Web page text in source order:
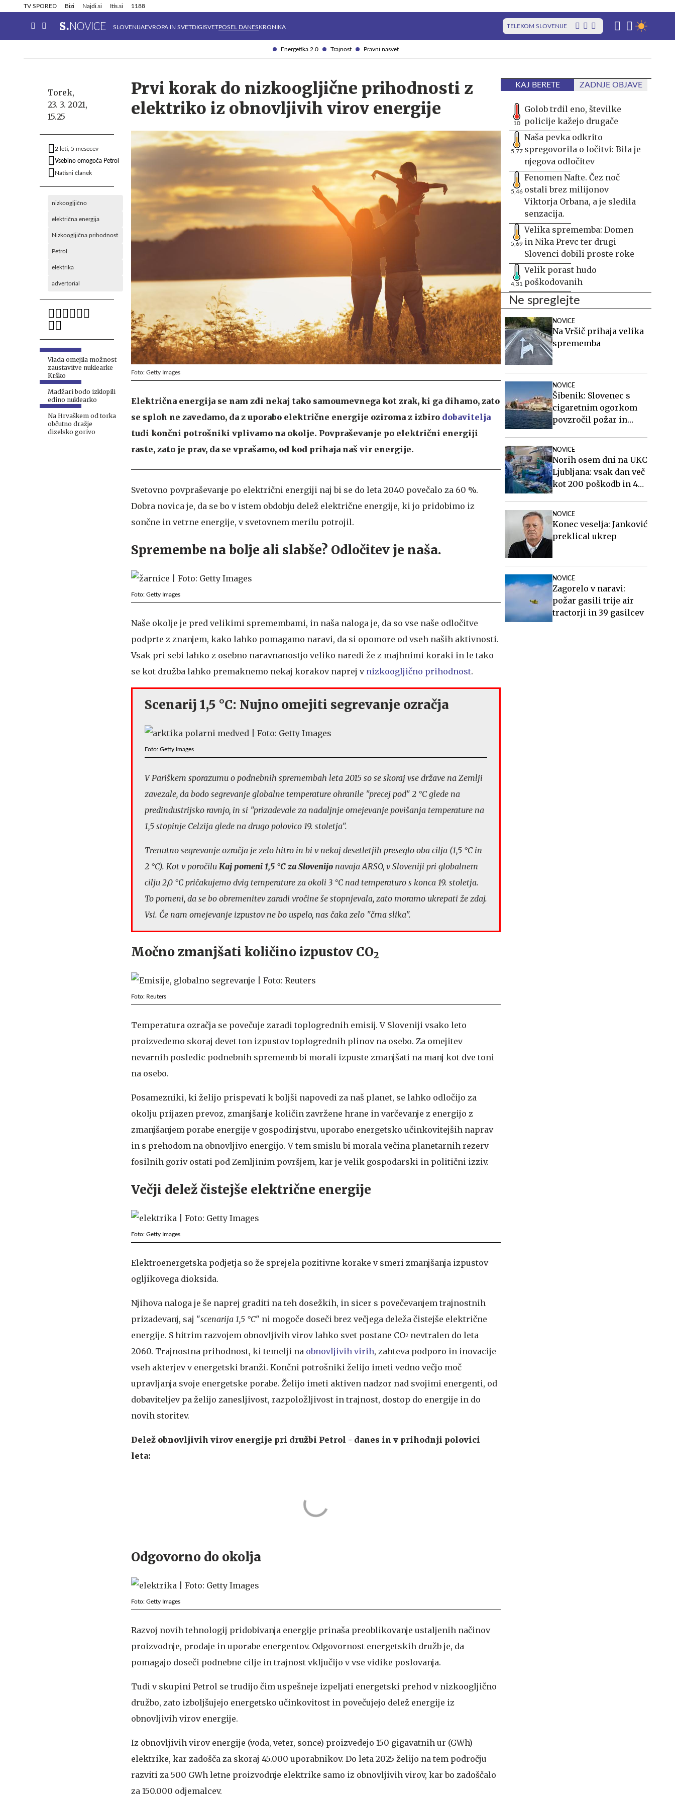
Energetika 2.0 Trajnost Pravni nasvet
TV SPORED Bizi Najdi.si Itis.si 1188
SLOVENIJAEVROPA IN SVETDIGISVETPOSEL DANESKRONIKA TELEKOM SLOVENIJE
Info in obvestila Tehnik
Torek,
23. 3. 2021,
15.25
2 leti, 5 mesecev
Vsebino omogoča Petrol
Natisni članek
nizkoogljično
električna energija
Nizkoogljična prihodnost
Petrol
elektrika
advertorial
Vlada omejila možnost
zaustavitve nuklearke
Krško
Madžari bodo izklopili
edino nuklearko
Na Hrvaškem od torka
občutno dražje
dizelsko gorivo
Prvi korak do nizkoogljične prihodnosti z
elektriko iz obnovljivih virov energije
Foto: Getty Images
Električna energija se nam zdi nekaj tako samoumevnega kot zrak, ki ga dihamo, zato
se sploh ne zavedamo, da z uporabo električne energije oziroma z izbiro dobavitelja
tudi končni potrošniki vplivamo na okolje. Povpraševanje po električni energiji
raste, zato je prav, da se vprašamo, od kod prihaja naš vir energije.
Svetovno povpraševanje po električni energiji naj bi se do leta 2040 povečalo za 60 %.
Dobra novica je, da se bo v istem obdobju delež električne energije, ki jo pridobimo iz
sončne in vetrne energije, v svetovnem merilu potrojil.
Spremembe na bolje ali slabše? Odločitev je naša.
Foto: Getty Images
Naše okolje je pred velikimi spremembami, in naša naloga je, da so vse naše odločitve
podprte z znanjem, kako lahko pomagamo naravi, da si opomore od vseh naših aktivnosti.
Vsak pri sebi lahko z osebno naravnanostjo veliko naredi že z majhnimi koraki in le tako
se kot družba lahko premaknemo nekaj korakov naprej v nizkoogljično prihodnost.
Scenarij 1,5 °C: Nujno omejiti segrevanje ozračja
Foto: Getty Images
V Pariškem sporazumu o podnebnih spremembah leta 2015 so se skoraj vse države na Zemlji
zavezale, da bodo segrevanje globalne temperature ohranile "precej pod" 2 °C glede na
predindustrijsko ravnjo, in si "prizadevale za nadaljnje omejevanje povišanja temperature na
1,5 stopinje Celzija glede na drugo polovico 19. stoletja".
Trenutno segrevanje ozračja je zelo hitro in bi v nekaj desetletjih preseglo oba cilja (1,5 °C in
2 °C). Kot v poročilu Kaj pomeni 1,5 °C za Slovenijo navaja ARSO, v Sloveniji pri globalnem
cilju 2,0 °C pričakujemo dvig temperature za okoli 3 °C nad temperaturo s konca 19. stoletja.
To pomeni, da se bo obremenitev zaradi vročine še stopnjevala, zato moramo ukrepati že zdaj.
Vsi. Če nam omejevanje izpustov ne bo uspelo, nas čaka zelo "črna slika".
Močno zmanjšati količino izpustov CO2
Foto: Reuters
Temperatura ozračja se povečuje zaradi toplogrednih emisij. V Sloveniji vsako leto
proizvedemo skoraj devet ton izpustov toplogrednih plinov na osebo. Za omejitev
nevarnih posledic podnebnih sprememb bi morali izpuste zmanjšati na manj kot dve toni
na osebo.
Posamezniki, ki želijo prispevati k boljši napovedi za naš planet, se lahko odločijo za
okolju prijazen prevoz, zmanjšanje količin zavržene hrane in varčevanje z energijo z
zmanjšanjem porabe energije v gospodinjstvu, uporabo energetsko učinkovitejših naprav
in s prehodom na obnovljivo energijo. V tem smislu bi morala večina planetarnih rezerv
fosilnih goriv ostati pod Zemljinim površjem, kar je velik gospodarski in politični izziv.
Večji delež čistejše električne energije
Foto: Getty Images
Elektroenergetska podjetja so že sprejela pozitivne korake v smeri zmanjšanja izpustov
ogljikovega dioksida.
Njihova naloga je še naprej graditi na teh dosežkih, in sicer s povečevanjem trajnostnih
prizadevanj, saj "scenarija 1,5 °C" ni mogoče doseči brez večjega deleža čistejše električne
energije. S hitrim razvojem obnovljivih virov lahko svet postane CO2 nevtralen do leta
2060. Trajnostna prihodnost, ki temelji na obnovljivih virih, zahteva podporo in inovacije
vseh akterjev v energetski branži. Končni potrošniki želijo imeti vedno večjo moč
upravljanja svoje energetske porabe. Želijo imeti aktiven nadzor nad svojimi energenti, od
dobaviteljev pa želijo zanesljivost, razpoložljivost in trajnost, dostop do energije in do
novih storitev.
Delež obnovljivih virov energije pri družbi Petrol - danes in v prihodnji polovici
leta:
Odgovorno do okolja
Foto: Getty Images
Razvoj novih tehnologij pridobivanja energije prinaša preoblikovanje ustaljenih načinov
proizvodnje, prodaje in uporabe energentov. Odgovornost energetskih družb je, da
pomagajo doseči podnebne cilje in trajnost vključijo v vse vidike poslovanja.
Tudi v skupini Petrol se trudijo čim uspešneje izpeljati energetski prehod v nizkoogljično
družbo, zato izboljšujejo energetsko učinkovitost in povečujejo delež energije iz
obnovljivih virov energije.
Iz obnovljivih virov energije (voda, veter, sonce) proizvedejo 150 gigavatnih ur (GWh)
elektrike, kar zadošča za skoraj 45.000 uporabnikov. Do leta 2025 želijo na tem področju
razviti za 500 GWh letne proizvodnje elektrike samo iz obnovljivih virov, kar bo zadoščalo
za 150.000 odjemalcev.
KAJ BERETE ZADNJE OBJAVE
10
Golob trdil eno, številke
policije kažejo drugače
5,77
Naša pevka odkrito
spregovorila o ločitvi: Bila je
njegova odločitev
5,46
Fenomen Nafte. Čez noč
ostali brez milijonov
Viktorja Orbana, a je sledila
senzacija.
5,69
Velika sprememba: Domen
in Nika Prevc ter drugi
Slovenci dobili proste roke
4,31
Velik porast hudo
poškodovanih
Ne spreglejte
NOVICE
Na Vršič prihaja velika
sprememba
NOVICE
Šibenik: Slovenec s
cigaretnim ogorkom
povzročil požar in
NOVICE
Norih osem dni na UKC
Ljubljana: vsak dan več
kot 200 poškodb in 40
NOVICE
Konec veselja: Janković
preklical ukrep
NOVICE
Zagorelo v naravi:
požar gasili trije air
tractorji in 39 gasilcev